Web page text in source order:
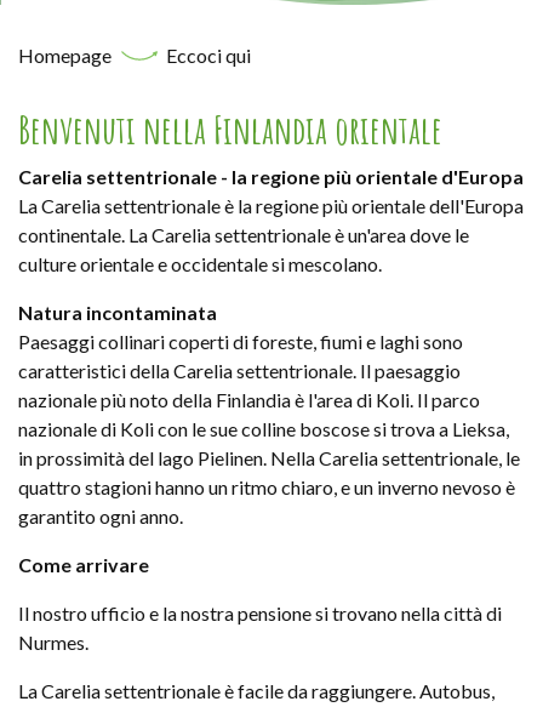
Homepage Eccoci qui
Benvenuti nella Finlandia orientale
Carelia settentrionale - la regione più orientale d'Europa
La Carelia settentrionale è la regione più orientale dell'Europa
continentale. La Carelia settentrionale è un'area dove le
culture orientale e occidentale si mescolano.
Natura incontaminata
Paesaggi collinari coperti di foreste, fiumi e laghi sono
caratteristici della Carelia settentrionale. Il paesaggio
nazionale più noto della Finlandia è l'area di Koli. Il parco
nazionale di Koli con le sue colline boscose si trova a Lieksa,
in prossimità del lago Pielinen. Nella Carelia settentrionale, le
quattro stagioni hanno un ritmo chiaro, e un inverno nevoso è
garantito ogni anno.
Come arrivare
Il nostro ufficio e la nostra pensione si trovano nella città di
Nurmes.
La Carelia settentrionale è facile da raggiungere. Autobus,